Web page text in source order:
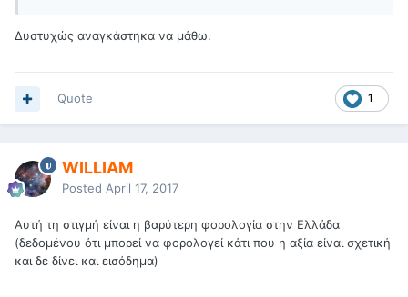
Δυστυχώς αναγκάστηκα να μάθω.
1
Quote
WILLIAM
Posted April 17, 2017
Αυτή τη στιγμή είναι η βαρύτερη φορολογία στην Ελλάδα
(δεδομένου ότι μπορεί να φορολογεί κάτι που η αξία είναι σχετική
και δε δίνει και εισόδημα)